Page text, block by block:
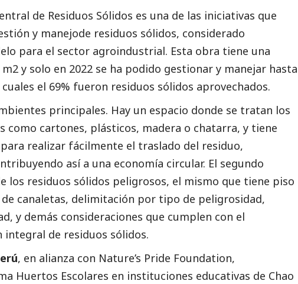
de Residuos Sólidos es una de las iniciativas que
y manejode residuos sólidos, considerado
para el sector agroindustrial. Esta obra tiene una
y solo en 2022 se ha podido gestionar y manejar hasta
el 69% fueron residuos sólidos aprovechados.
principales. Hay un espacio donde se tratan los
como cartones, plásticos, madera o chatarra, y tiene
realizar fácilmente el traslado del residuo,
así a una economía circular. El segundo
los residuos sólidos peligrosos, el mismo que tiene piso
canaletas, delimitación por tipo de peligrosidad,
y demás consideraciones que cumplen con el
integral de residuos sólidos.
, en alianza con Nature’s Pride Foundation,
Huertos Escolares en instituciones educativas de Chao